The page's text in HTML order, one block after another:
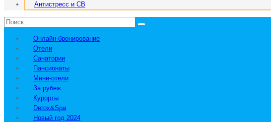
Антистресс и СВ
Онлайн-бронирование
Отели
Санатории
Пансионаты
Мини-отели
За рубеж
Курорты
Detox&Spa
Новый год 2024